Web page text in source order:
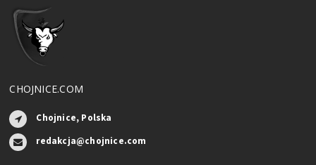
CHOJNICE.COM
Chojnice, Polska
redakcja@chojnice.com